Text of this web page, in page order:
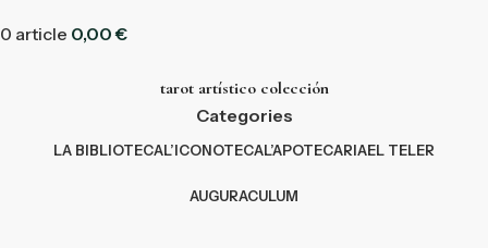
0 article 0,00€
tarot artístico colección
Categories
LA BIBLIOTECAL’ICONOTECAL’APOTECARIAEL TELER
AUGURACULUM